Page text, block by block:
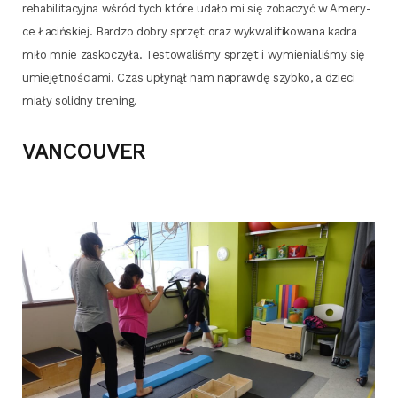
reha­bi­li­ta­cyj­na wśród tych któ­re uda­ło mi się zoba­czyć w Ame­ry­
ce Łaciń­skiej. Bar­dzo dobry sprzęt oraz wykwa­li­fi­ko­wa­na kadra
miło mnie zasko­czy­ła. Testo­wa­li­śmy sprzęt i wymie­nia­li­śmy się
umie­jęt­no­ścia­mi. Czas upły­nął nam napraw­dę szyb­ko, a dzie­ci
mia­ły solid­ny trening.
VANCOUVER